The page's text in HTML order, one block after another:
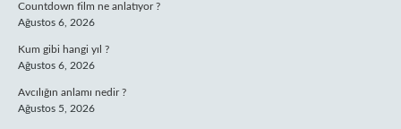
Countdown film ne anlatıyor ?
Ağustos 6, 2026
Kum gibi hangi yıl ?
Ağustos 6, 2026
Avcılığın anlamı nedir ?
Ağustos 5, 2026